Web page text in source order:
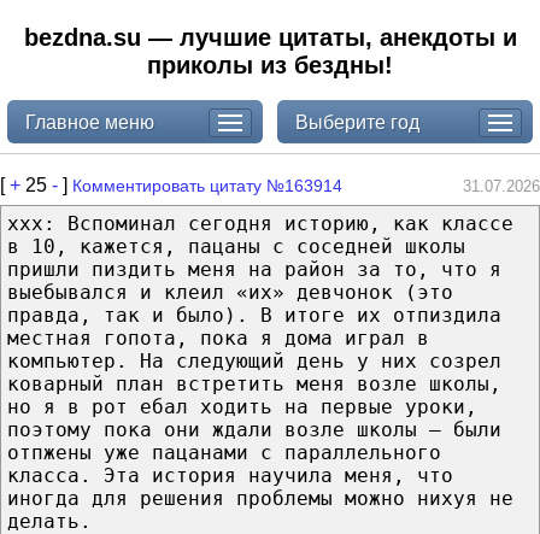
bezdna.su — лучшие цитаты, анекдоты и
приколы из бездны!
Главное меню Выберите год
[+ 25 - ] Комментировать цитату №163914 31.07.2026
xxx: Вспоминал сегодня историю, как классе
в 10, кажется, пацаны с соседней школы
пришли пиздить меня на район за то, что я
выебывался и клеил «их» девчонок (это
правда, так и было). В итоге их отпиздила
местная гопота, пока я дома играл в
компьютер. На следующий день у них созрел
коварный план встретить меня возле школы,
но я в рот ебал ходить на первые уроки,
поэтому пока они ждали возле школы — были
отпжены уже пацанами с параллельного
класса. Эта история научила меня, что
иногда для решения проблемы можно нихуя не
делать.